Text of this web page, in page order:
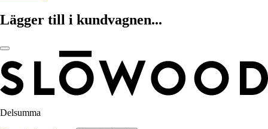
Lägger till i kundvagnen...
Delsumma